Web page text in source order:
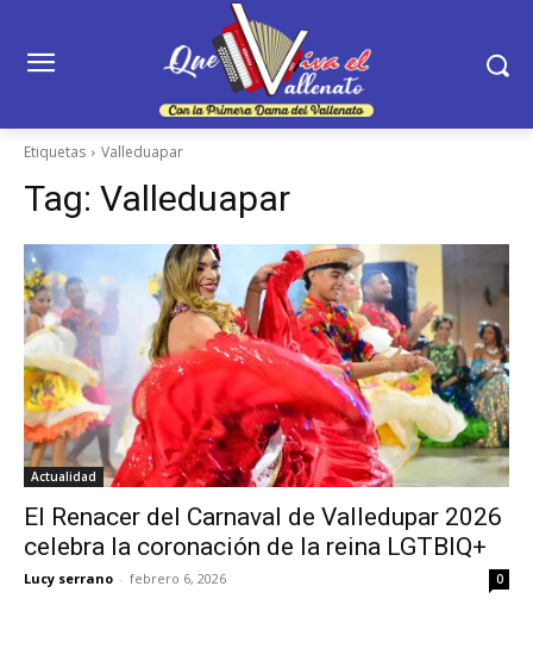
Etiquetas Valleduapar
Tag: Valleduapar
Actualidad
El Renacer del Carnaval de Valledupar 2026
celebra la coronación de la reina LGTBIQ+
Lucy serrano - febrero 6, 2026 0